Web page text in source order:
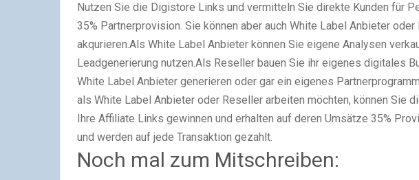
Nutzen Sie die Digistore Links und vermitteln Sie direkte Kunden für
35% Partnerprovision. Sie können aber auch White Label Anbieter
akqurieren.Als White Label Anbieter können Sie eigene Analysen
Leadgenerierung nutzen.Als Reseller bauen Sie ihr eigenes digitales
White Label Anbieter generieren oder gar ein eigenes
als White Label Anbieter oder Reseller arbeiten möchten, können Sie
Ihre Affiliate Links gewinnen und erhalten auf deren Umsätze 35%
und werden auf jede Transaktion gezahlt.
Noch mal zum Mitschreiben: